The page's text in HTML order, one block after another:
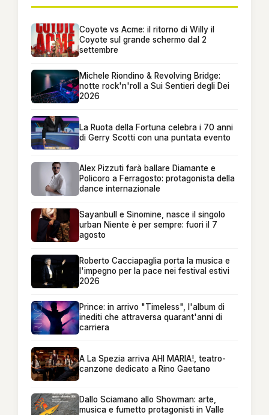
Coyote vs Acme: il ritorno di Willy il
Coyote sul grande schermo dal 2
settembre
Michele Riondino & Revolving Bridge:
notte rock'n'roll a Sui Sentieri degli Dei
2026
La Ruota della Fortuna celebra i 70 anni
di Gerry Scotti con una puntata evento
Alex Pizzuti farà ballare Diamante e
Policoro a Ferragosto: protagonista della
dance internazionale
Sayanbull e Sinomine, nasce il singolo
urban Niente è per sempre: fuori il 7
agosto
Roberto Cacciapaglia porta la musica e
l'impegno per la pace nei festival estivi
2026
Prince: in arrivo "Timeless", l'album di
inediti che attraversa quarant'anni di
carriera
A La Spezia arriva AHI MARIA!, teatro-
canzone dedicato a Rino Gaetano
Dallo Sciamano allo Showman: arte,
musica e fumetto protagonisti in Valle